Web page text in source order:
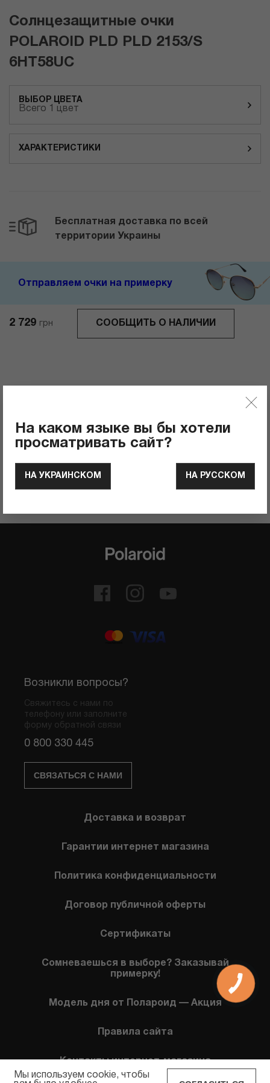
Солнцезащитные очки
POLAROID PLD PLD 2153/S
6HT58UC
ВЫБОР ЦВЕТА
Всего 1 цвет
ХАРАКТЕРИСТИКИ
2 729 грн СООБЩИТЬ О НАЛИЧИИ
Бесплатная доставка по всей
территории Украины
Отправляем очки на примерку
0
ОСТАВИТЬ ОТЗЫВ
Возникли вопросы?
Свяжитесь с нами по
телефону или заполните
форму обратной связи
0 800 330 445
СВЯЗАТЬСЯ С НАМИ
Доставка и возврат
Гарантии интернет магазина
Политика конфиденциальности
Договор публичной оферты
Сертификаты
Сомневаешься в выборе? Заказывай
примерку!
Модель дня от Полароид — Акция
Правила сайта
Контакты интернет-магазина
На каком языке вы бы хотели
просматривать сайт?
НА УКРАИНСКОМ НА РУССКОМ
Мы используем cookie, чтобы